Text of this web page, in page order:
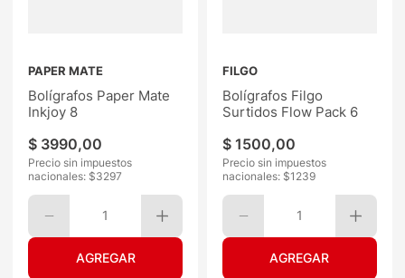
PAPER MATE
Bolígrafos Paper Mate
Inkjoy 8
$ 3990,00
Precio sin impuestos
nacionales: $3297
1
FILGO
Bolígrafos Filgo
Surtidos Flow Pack 6
$ 1500,00
Precio sin impuestos
nacionales: $1239
1